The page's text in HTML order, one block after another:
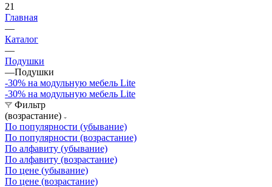
21
Главная
—
Каталог
—
Подушки
—Подушки
-30% на модульную мебель Lite
-30% на модульную мебель Lite
Фильтр
(возрастание)
По популярности (убывание)
По популярности (возрастание)
По алфавиту (убывание)
По алфавиту (возрастание)
По цене (убывание)
По цене (возрастание)